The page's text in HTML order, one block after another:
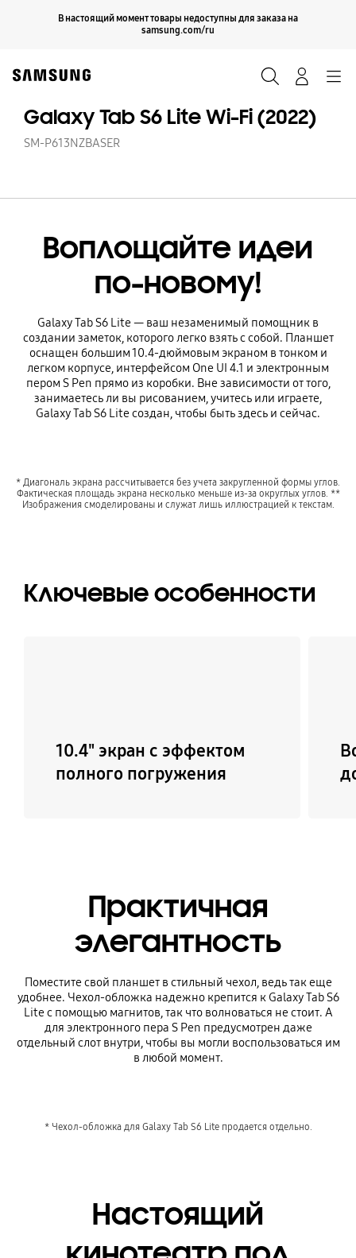
В настоящий момент товары недоступны для заказа на
samsung.com/ru
Продолжить
Galaxy Tab S6 Lite Wi-Fi (2022)
SM-P613NZBASER
Воплощайте идеи
по-новому!
Galaxy Tab S6 Lite — ваш незаменимый помощник в
создании заметок, которого легко взять с собой. Планшет
оснащен большим 10.4-дюймовым экраном в тонком и
легком корпусе, интерфейсом One UI 4.1 и электронным
пером S Pen прямо из коробки. Вне зависимости от того,
занимаетесь ли вы рисованием, учитесь или играете,
Galaxy Tab S6 Lite создан, чтобы быть здесь и сейчас.
* Диагональ экрана рассчитывается без учета закругленной формы углов.
Фактическая площадь экрана несколько меньше из-за округлых углов. **
Изображения смоделированы и служат лишь иллюстрацией к текстам.
Ключевые особенности
10.4" экран с эффектом
полного погружения
Практичная
элегантность
Поместите свой планшет в стильный чехол, ведь так еще
удобнее. Чехол-обложка надежно крепится к Galaxy Tab S6
Lite с помощью магнитов, так что волноваться не стоит. А
для электронного пера S Pen предусмотрен даже
отдельный слот внутри, чтобы вы могли воспользоваться им
в любой момент.
* Чехол-обложка для Galaxy Tab S6 Lite продается отдельно.
Настоящий